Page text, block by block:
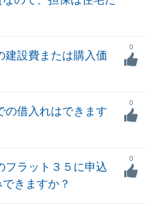
建設費または購入価
0
の借入れはできます
0
フラット３５に申込
きますか？
0